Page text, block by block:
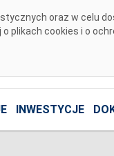
oraz w celu
plikach cookies i o
INWESTYCJE